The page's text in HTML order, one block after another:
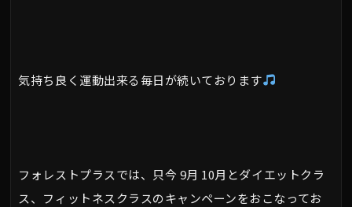
気持ち良く運動出来る毎日が続いております
フォレストプラスでは、只今 9月 10月とダイエットクラ
ス、フィットネスクラスのキャンペーンをおこなってお